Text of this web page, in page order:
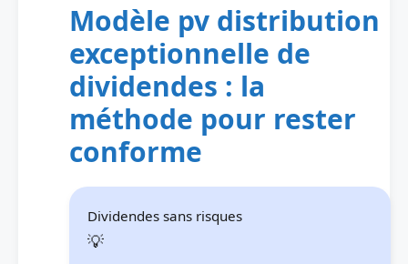
Modèle pv distribution
exceptionnelle de
dividendes : la
méthode pour rester
conforme
Dividendes sans risques